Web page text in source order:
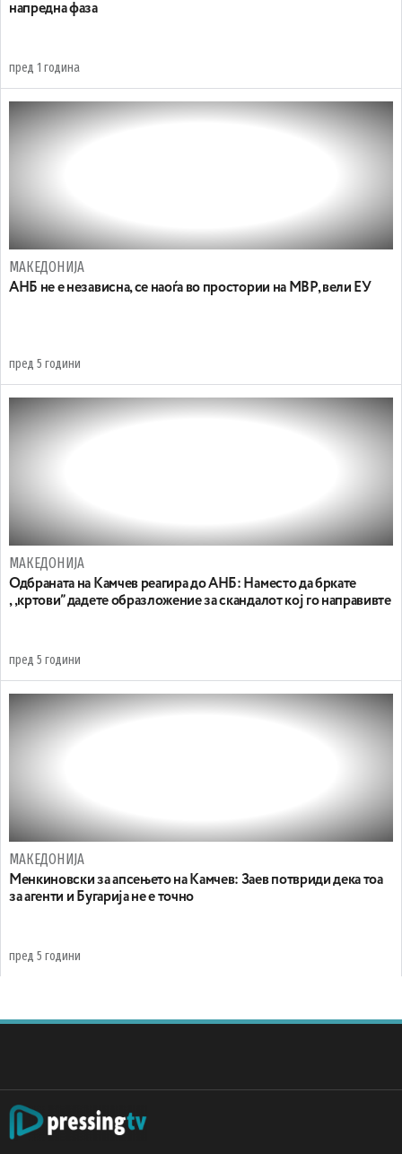
напредна фаза
пред 1 година
МАКЕДОНИЈА
АНБ не е независна, се наоѓа во простории на МВР, вели ЕУ
пред 5 години
МАКЕДОНИЈА
Одбраната на Камчев реагира до АНБ: Наместо да бркате
,,кртови” дадете образложение за скандалот кој го направивте
пред 5 години
МАКЕДОНИЈА
Менкиновски за апсењето на Камчев: Заев потвриди дека тоа
за агенти и Бугарија не е точно
пред 5 години